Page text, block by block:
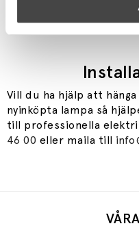
Vill du ha hjälp att
nyinköpta lampa så
till professionella
46 00 eller maila till